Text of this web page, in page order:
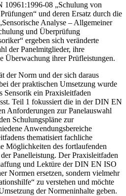
08 „Schulung von
und deren Ersatz durch die
Analyse – Allgemeiner
und Überprüfung
ergeben sich veränderte
der Panelmitglieder, ihre
Überwachung ihrer Prüfleistungen.
der Norm und der sich daraus
der praktischen Umsetzung wurde
Sensorik ein Praxisleitfaden
Teil 1 fokussiert die in der DIN EN
Anforderungen zur Panelauswahl
Schulungspläne zur
Anwendungsbereiche
thematisiert fachliche
Möglichkeiten des fortlaufenden
Panelleistung. Der Praxisleitfaden
und Lektüre der DIN EN ISO
Normen ersetzen, sondern vielmehr
zu verstehen und möchte
der Normeninhalte geben.